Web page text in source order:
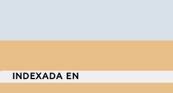
INDEXADA EN